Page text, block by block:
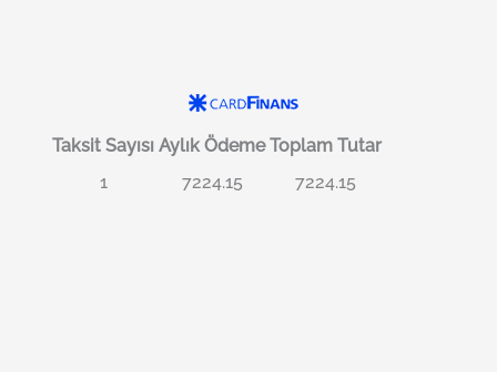
Taksit Sayısı Aylık Ödeme Toplam Tutar
1
7224.15 7224.15